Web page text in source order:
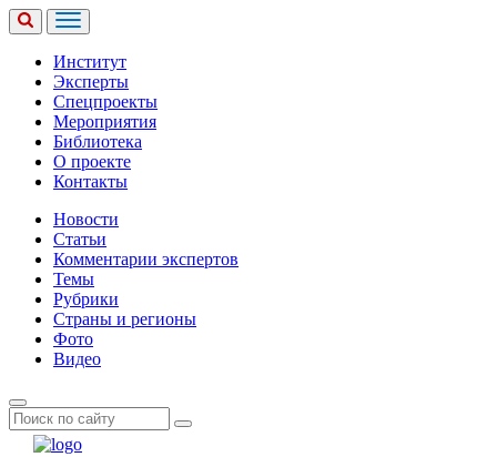
Институт
Эксперты
Спецпроекты
Мероприятия
Библиотека
О проекте
Контакты
Новости
Статьи
Комментарии экспертов
Темы
Рубрики
Страны и регионы
Фото
Видео